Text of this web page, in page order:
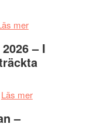
åretsFilmstadens
stipendium
merom
Det
grönaste
–
– I
Läs merom
–